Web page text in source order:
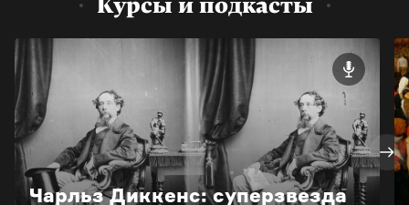
Курсы и подкасты
Чарльз Диккенс: суперзвезда